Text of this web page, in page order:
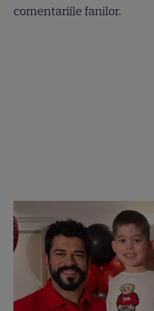
comentariile fanilor.